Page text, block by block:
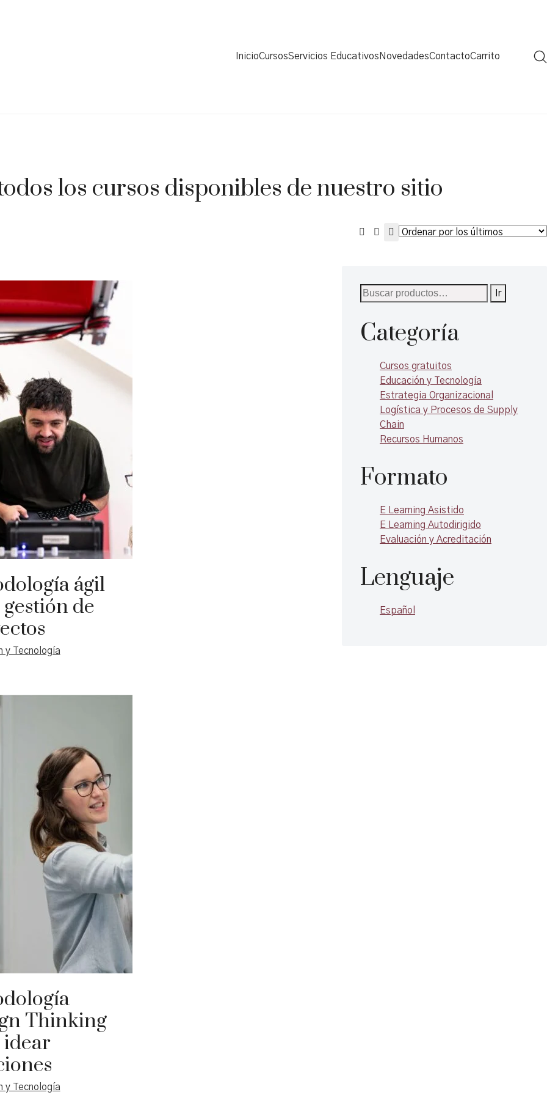
InicioCursosServicios Educativos NovedadesContactoCarrito
los cursos disponibles de nuestro sitio
ágil
de
y Tecnología
ágil ha ganado una
significativa en la gestión
a los enfoques tradicionales
Su valor radica en su
para responder a los
manera eficiente,
la colaboración y entregar
de forma continua.
Añadir al carrito
Thinking
y Tecnología
Buscar
por:
Ir
Categoría
Cursos gratuitos
Educación y Tecnología
Estrategia Organizacional
Logística y Procesos de Supply
Chain
Recursos Humanos
Formato
E Learning Asistido
E Learning Autodirigido
Evaluación y Acreditación
Lenguaje
Español